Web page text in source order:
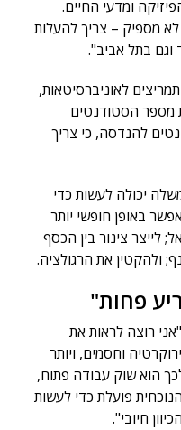
ומדעי החיים.
מספיק – צריך להעלות
בתל אביב".
לאוניברסיטאות,
מספר הסטודנטים
להנדסה, כי צריך
יכולה לעשות כדי
באופן חופשי יותר
לייצר צינור בין הכסף
ולהקטין את הרגולציה.
פחות"
רוצה לראות את
וחסמים, ויותר
הוא שוק עבודה פתוח,
פועלת כדי לעשות
חיובי".